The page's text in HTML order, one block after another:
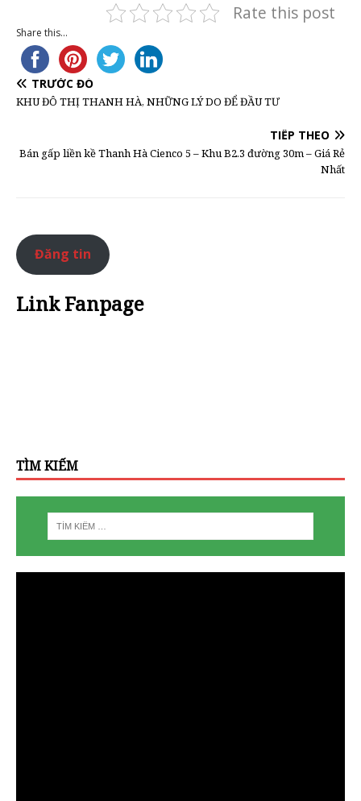
Rate this post
Share this...
TRƯỚC ĐÓ
KHU ĐÔ THỊ THANH HÀ, NHỮNG LÝ DO ĐỂ ĐẦU TƯ
TIẾP THEO
Bán gấp liền kề Thanh Hà Cienco 5 – Khu B2.3 đường 30m – Giá Rẻ
Nhất
Đăng tin
Link Fanpage
TÌM KIẾM